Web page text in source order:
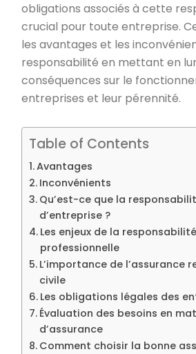
obligations associés à cette
crucial pour toute entreprise.
les avantages et les
responsabilité en mettant en
conséquences sur le
entreprises et leur pérennité.
Table of Contents
Avantages
Inconvénients
Qu’est-ce que la
d’entreprise ?
Les enjeux de la
professionnelle
L’importance de l’assurance
civile
Les obligations légales des
Évaluation des besoins en
d’assurance
Comment choisir la bonne